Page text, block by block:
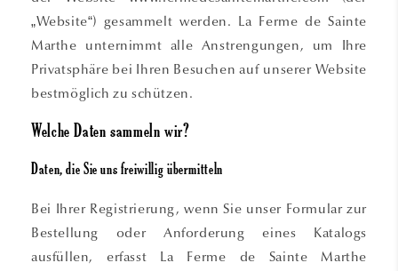
„Website“) gesammelt werden. La Ferme de Sainte
Marthe unternimmt alle Anstrengungen, um Ihre
Privatsphäre bei Ihren Besuchen auf unserer Website
bestmöglich zu schützen.
Welche Daten sammeln wir?
Daten, die Sie uns freiwillig übermitteln
Bei Ihrer Registrierung, wenn Sie unser Formular zur
Bestellung oder Anforderung eines Katalogs
ausfüllen, erfasst La Ferme de Sainte Marthe